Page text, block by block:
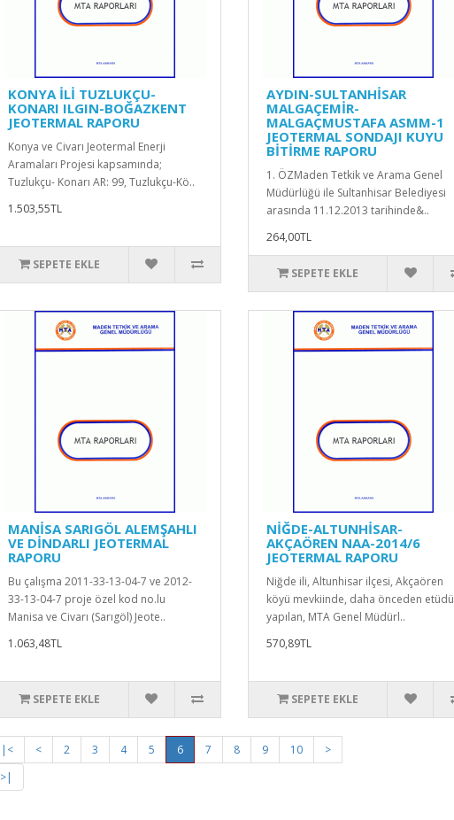
KONYA İLİ TUZLUKÇU-
KONARI ILGIN-BOĞAZKENT
JEOTERMAL RAPORU
Konya ve Civarı Jeotermal Enerji
Aramaları Projesi kapsamında;
Tuzlukçu- Konarı AR: 99, Tuzlukçu-Kö..
1.503,55TL
SEPETE EKLE
AYDIN-SULTANHİSAR
MALGAÇEMİR-
MALGAÇMUSTAFA ASMM-1
JEOTERMAL SONDAJI KUYU
BİTİRME RAPORU
1. ÖZMaden Tetkik ve Arama Genel
Müdürlüğü ile Sultanhisar Belediyesi
arasında 11.12.2013 tarihinde&..
264,00TL
SEPETE EKLE
MANİSA SARIGÖL ALEMŞAHLI
VE DİNDARLI JEOTERMAL
RAPORU
Bu çalışma 2011-33-13-04-7 ve 2012-
33-13-04-7 proje özel kod no.lu
Manisa ve Civarı (Sarıgöl) Jeote..
1.063,48TL
SEPETE EKLE
NİĞDE-ALTUNHİSAR-
AKÇAÖREN NAA-2014/6
JEOTERMAL RAPORU
Niğde ili, Altunhisar ilçesi, Akçaören
köyü mevkiinde, daha önceden etüdü
yapılan, MTA Genel Müdürl..
570,89TL
SEPETE EKLE
|< < 2 3 4 5 6 7 8 9 10
>
>|